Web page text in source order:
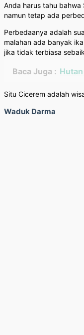
Anda harus tahu
namun tetap ada
Perbedaanya adalah
malahan ada banyak
jika tidak terbiasa
Baca Juga :
Situ Cicerem adalah
Waduk Darma